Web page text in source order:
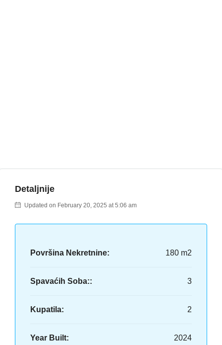
Detaljnije
Updated on February 20, 2025 at 5:06 am
Površina Nekretnine: 180 m2
Spavaćih Soba:: 3
Kupatila: 2
Year Built: 2024